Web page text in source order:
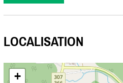
LOCALISATION
+